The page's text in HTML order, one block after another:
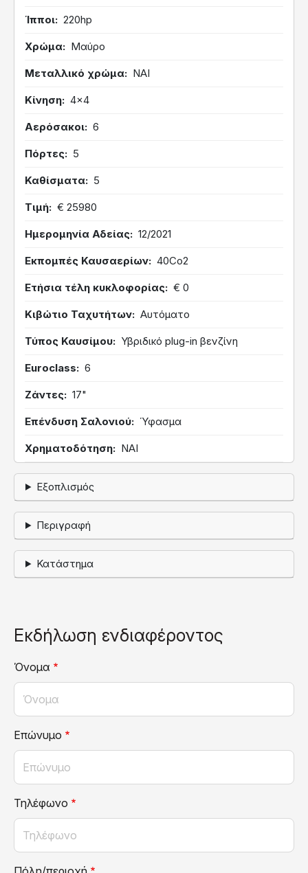
Ίπποι 220hp
Χρώμα Μαύρο
Μεταλλικό χρώμα ΝΑΙ
Κίνηση 4x4
Αερόσακοι 6
Πόρτες 5
Καθίσματα 5
Τιμή € 25980
Ημερομηνία Αδείας 12/2021
Εκπομπές Καυσαερίων 40Co2
Ετήσια τέλη κυκλοφορίας € 0
Κιβώτιο Ταχυτήτων Αυτόματο
Τύπος Καυσίμου Υβριδικό plug-in βενζίνη
Euroclass 6
Ζάντες 17"
Επένδυση Σαλονιού Ύφασμα
Χρηματοδότηση ΝΑΙ
Εξοπλισμός
Περιγραφή
Κατάστημα
Εκδήλωση ενδιαφέροντος
Όνομα
Επώνυμο
Τηλέφωνο